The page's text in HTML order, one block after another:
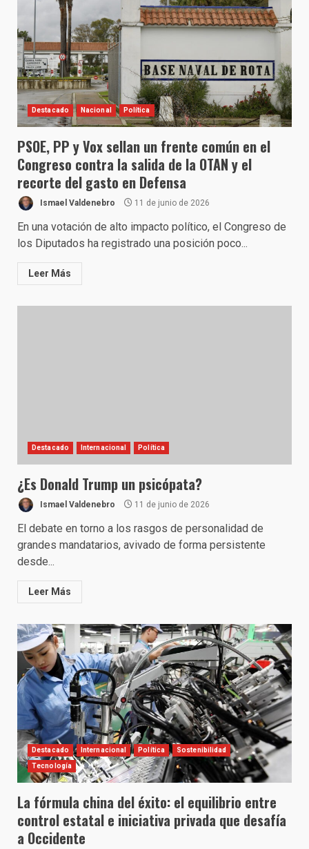
Destacado Nacional Política
PSOE, PP y Vox sellan un frente común en el
Congreso contra la salida de la OTAN y el
recorte del gasto en Defensa
Ismael Valdenebro 11 de junio de 2026
En una votación de alto impacto político, el Congreso de
los Diputados ha registrado una posición poco...
Leer Más
Destacado Internacional Política
¿Es Donald Trump un psicópata?
Ismael Valdenebro 11 de junio de 2026
El debate en torno a los rasgos de personalidad de
grandes mandatarios, avivado de forma persistente
desde...
Leer Más
Destacado Internacional Política Sostenibilidad
Tecnología
La fórmula china del éxito: el equilibrio entre
control estatal e iniciativa privada que desafía
a Occidente